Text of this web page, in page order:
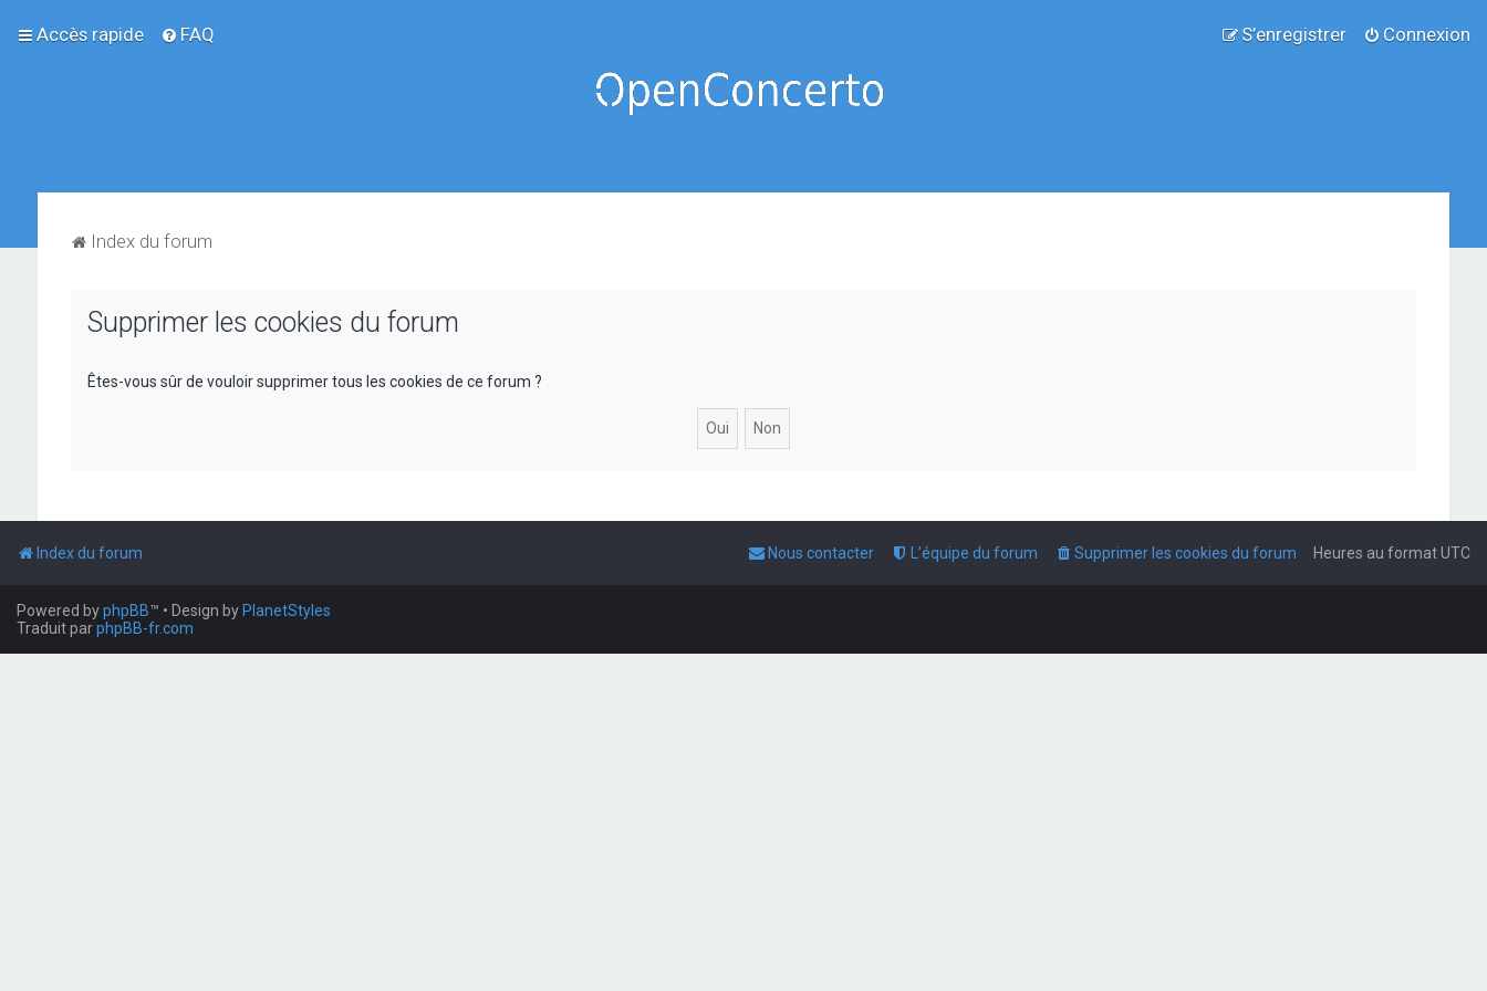
Accès rapide FAQ Connexion
S’enregistrer
Index du forum
Supprimer les cookies du forum
Êtes-vous sûr de vouloir supprimer tous les cookies de ce forum ?
Index du forum Heures au formatUTC
Supprimer les cookies du forum
L’équipe du forum
Nous contacter
Powered byphpBB™ • Design by PlanetStyles
Traduit parphpBB-fr.com